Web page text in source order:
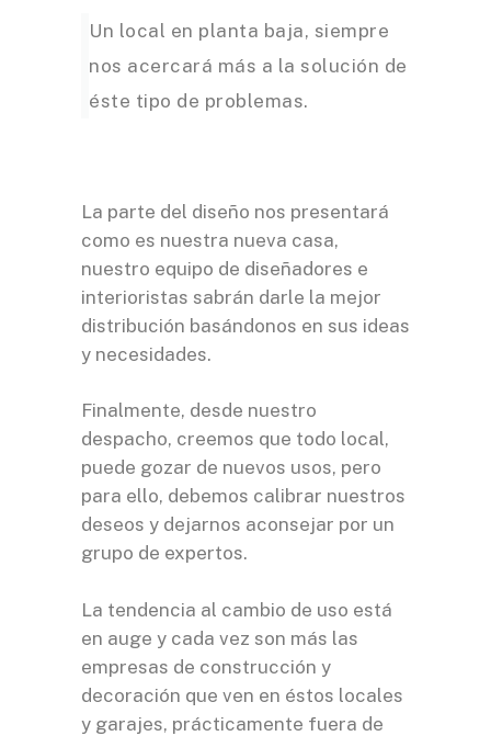
Un local en planta baja, siempre
nos acercará más a la solución de
éste tipo de problemas.
La parte del diseño nos presentará
como es nuestra nueva casa,
nuestro equipo de diseñadores e
interioristas sabrán darle la mejor
distribución basándonos en sus ideas
y necesidades.
Finalmente, desde nuestro
despacho, creemos que todo local,
puede gozar de nuevos usos, pero
para ello, debemos calibrar nuestros
deseos y dejarnos aconsejar por un
grupo de expertos.
La tendencia al cambio de uso está
en auge y cada vez son más las
empresas de construcción y
decoración que ven en éstos locales
y garajes, prácticamente fuera de